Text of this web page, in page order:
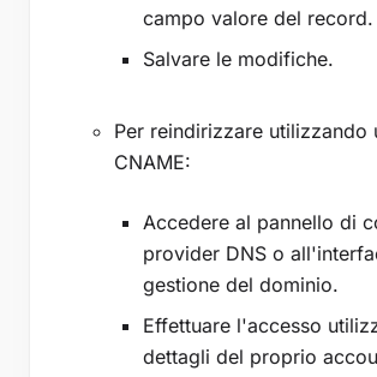
campo valore del record.
Salvare le modifiche.
Per reindirizzare utilizzando
CNAME:
Accedere al pannello di
provider DNS o
gestione del dominio.
Effettuare l'accesso
dettagli del proprio